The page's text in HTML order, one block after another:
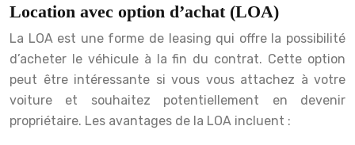
Location avec option d’achat (LOA)
La LOA est une forme de leasing qui offre la possibilité
d’acheter le véhicule à la fin du contrat. Cette option
peut être intéressante si vous vous attachez à votre
voiture et souhaitez potentiellement en devenir
propriétaire. Les avantages de la LOA incluent :